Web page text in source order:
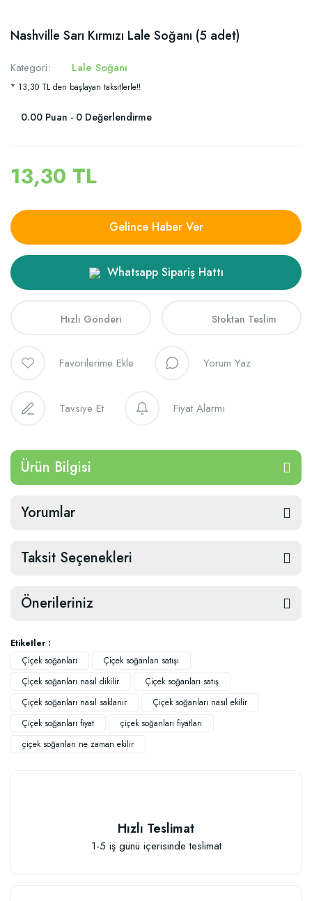
Nashville Sarı Kırmızı Lale Soğanı (5 adet)
Kategori Lale Soğanı
* 13,30 TL den başlayan taksitlerle!!
0.00 Puan - 0 Değerlendirme
13,30 TL
Gelince Haber Ver
Whatsapp Sipariş Hattı
Hızlı Gönderi Stoktan Teslim
Yorum Yaz
Tavsiye Et Fiyat Alarmı
Ürün Bilgisi
Yorumlar
Taksit Seçenekleri
Önerileriniz
Etiketler :
Çiçek soğanları
Çiçek soğanları satışı
Çiçek soğanları nasıl dikilir
Çiçek soğanları satış
Çiçek soğanları nasıl saklanır
Çiçek soğanları nasıl ekilir
Çiçek soğanları fiyat
çiçek soğanları fiyatları
çiçek soğanları ne zaman ekilir
Hızlı Teslimat
1-5 iş günü içerisinde teslimat